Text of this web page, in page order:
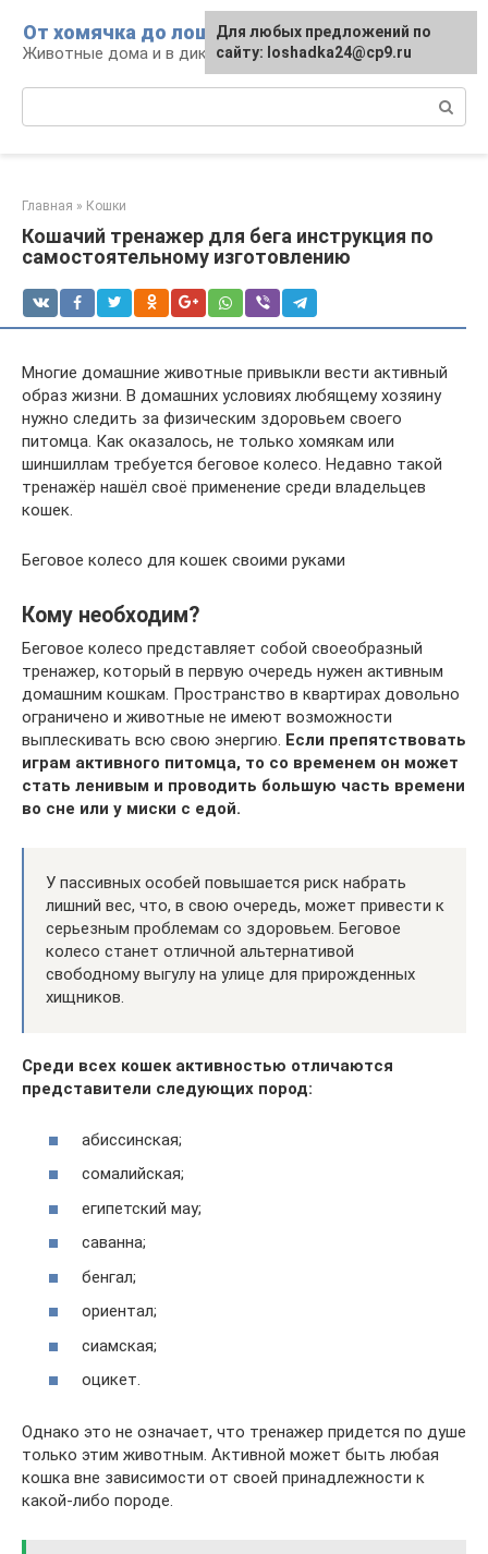
контенту
От хомячка до лошади
Животные дома и в дикой природе
Главная » Кошки
Кошачий тренажер для бега инструкция по
самостоятельному изготовлению
Многие домашние животные привыкли вести активный
образ жизни. В домашних условиях любящему хозяину
нужно следить за физическим здоровьем своего
питомца. Как оказалось, не только хомякам или
шиншиллам требуется беговое колесо. Недавно такой
тренажёр нашёл своё применение среди владельцев
кошек.
Беговое колесо для кошек своими руками
Кому необходим?
Беговое колесо представляет собой своеобразный
тренажер, который в первую очередь нужен активным
домашним кошкам. Пространство в квартирах довольно
ограничено и животные не имеют возможности
выплескивать всю свою энергию. Если препятствовать
играм активного питомца, то со временем он может
стать ленивым и проводить большую часть времени
во сне или у миски с едой.
У пассивных особей повышается риск набрать
лишний вес, что, в свою очередь, может привести к
серьезным проблемам со здоровьем. Беговое
колесо станет отличной альтернативой
свободному выгулу на улице для прирожденных
хищников.
Среди всех кошек активностью отличаются
представители следующих пород:
абиссинская;
сомалийская;
египетский мау;
саванна;
бенгал;
ориентал;
сиамская;
оцикет.
Однако это не означает, что тренажер придется по душе
только этим животным. Активной может быть любая
кошка вне зависимости от своей принадлежности к
какой-либо породе.
Для любых предложений по
сайту: loshadka24@cp9.ru